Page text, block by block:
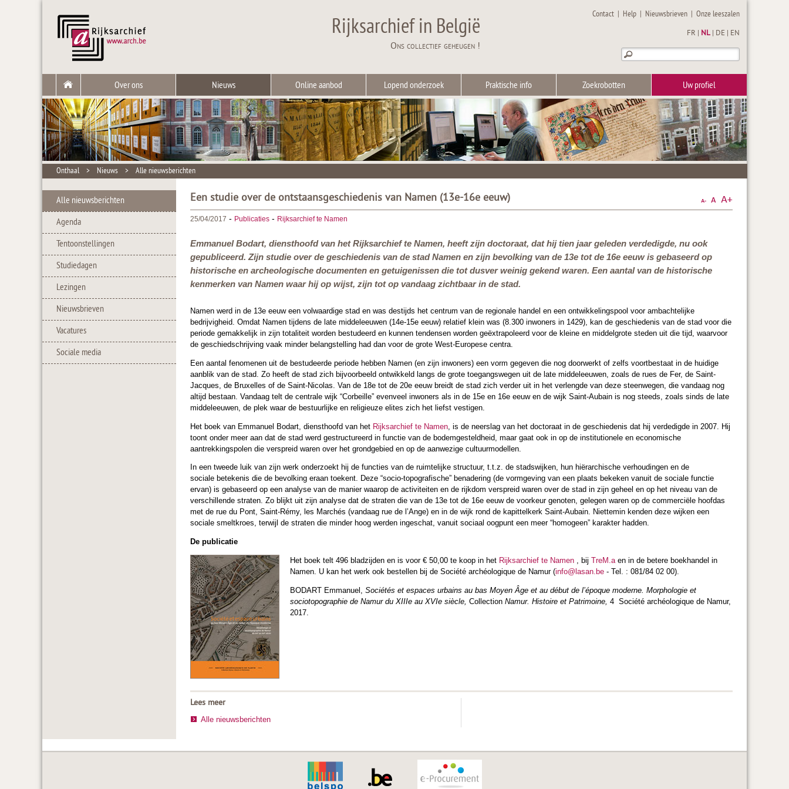
Rijksarchief in België
Ons collectief geheugen !
Contact | Help | Nieuwsbrieven |Onze leeszalen
FR NL DE EN
Over ons Nieuws Online aanbod Lopend onderzoek Praktische info Zoekrobotten Uw profiel
Onthaal > Nieuws > Alle nieuwsberichten
Alle nieuwsberichten
Agenda
Tentoonstellingen
Studiedagen
Lezingen
Nieuwsbrieven
Vacatures
Sociale media
Een studie over de ontstaansgeschiedenis van Namen (13e-16e eeuw)
25/04/2017 - Publicaties - Rijksarchief te Namen
Emmanuel Bodart, diensthoofd van het Rijksarchief te Namen, heeft zijn doctoraat, dat hij tien jaar geleden verdedigde, nu ook
gepubliceerd. Zijn studie over de geschiedenis van de stad Namen en zijn bevolking van de 13e tot de 16e eeuw is gebaseerd op
historische en archeologische documenten en getuigenissen die tot dusver weinig gekend waren. Een aantal van de historische
kenmerken van Namen waar hij op wijst, zijn tot op vandaag zichtbaar in de stad.
Namen werd in de 13e eeuw een volwaardige stad en was destijds het centrum van de regionale handel en een ontwikkelingspool voor ambachtelijke
bedrijvigheid. Omdat Namen tijdens de late middeleeuwen (14e-15e eeuw) relatief klein was (8.300 inwoners in 1429), kan de geschiedenis van de stad voor die
periode gemakkelijk in zijn totaliteit worden bestudeerd en kunnen tendensen worden geëxtrapoleerd voor de kleine en middelgrote steden uit die tijd, waarvoor
de geschiedschrijving vaak minder belangstelling had dan voor de grote West-Europese centra.
Een aantal fenomenen uit de bestudeerde periode hebben Namen (en zijn inwoners) een vorm gegeven die nog doorwerkt of zelfs voortbestaat in de huidige
aanblik van de stad. Zo heeft de stad zich bijvoorbeeld ontwikkeld langs de grote toegangswegen uit de late middeleeuwen, zoals de rues de Fer, de Saint-
Jacques, de Bruxelles of de Saint-Nicolas. Van de 18e tot de 20e eeuw breidt de stad zich verder uit in het verlengde van deze steenwegen, die vandaag nog
altijd bestaan. Vandaag telt de centrale wijk “Corbeille” evenveel inwoners als in de 15e en 16e eeuw en de wijk Saint-Aubain is nog steeds, zoals sinds de late
middeleeuwen, de plek waar de bestuurlijke en religieuze elites zich het liefst vestigen.
Het boek van Emmanuel Bodart, diensthoofd van het Rijksarchief te Namen , is de neerslag van het doctoraat in de geschiedenis dat hij verdedigde in 2007. Hij
toont onder meer aan dat de stad werd gestructureerd in functie van de bodemgesteldheid, maar gaat ook in op de institutionele en economische
aantrekkingspolen die verspreid waren over het grondgebied en op de aanwezige cultuurmodellen.
In een tweede luik van zijn werk onderzoekt hij de functies van de ruimtelijke structuur, t.t.z. de stadswijken, hun hiërarchische verhoudingen en de
sociale betekenis die de bevolking eraan toekent. Deze “socio-topografische” benadering (de vormgeving van een plaats bekeken vanuit de sociale functie
ervan) is gebaseerd op een analyse van de manier waarop de activiteiten en de rijkdom verspreid waren over de stad in zijn geheel en op het niveau van de
verschillende straten. Zo blijkt uit zijn analyse dat de straten die van de 13e tot de 16e eeuw de voorkeur genoten, gelegen waren op de commerciële hoofdas
met de rue du Pont, Saint-Rémy, les Marchés (vandaag rue de l’Ange) en in de wijk rond de kapittelkerk Saint-Aubain. Niettemin kenden deze wijken een
sociale smeltkroes, terwijl de straten die minder hoog werden ingeschat, vanuit sociaal oogpunt een meer “homogeen” karakter hadden.
De publicatie
Het boek telt 496 bladzijden en is voor € 50,00 te koop in het Rijksarchief te Namen , bijTreM.a en in de betere boekhandel in
Namen. U kan het werk ook bestellen bij de Société archéologique de Namur (info@lasan.be - Tel. : 081/84 02 00).
BODART Emmanuel,Sociétés et espaces urbains au bas Moyen Âge et au début de l’époque moderne. Morphologie et
sociotopographie de Namur du XIIIe au XVIe siècle, CollectionNamur.Histoire et Patrimoine, 4 Société archéologique de Namur,
2017.
Lees meer
Alle nieuwsberichten